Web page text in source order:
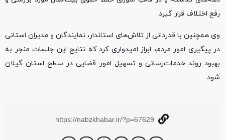
رفع اختلاف قرار گیرد.
وی همچنین با قدردانی از تلاش‌های استاندار، نمایندگان و مدیران استانی
در پیگیری امور مردم، ابراز امیدواری کرد که نتایج این جلسات منجر به
بهبود روند خدمات‌رسانی و تسهیل امور قضایی در سطح استان گیلان
شود.
https://nabzkhabar.ir/?p=67629